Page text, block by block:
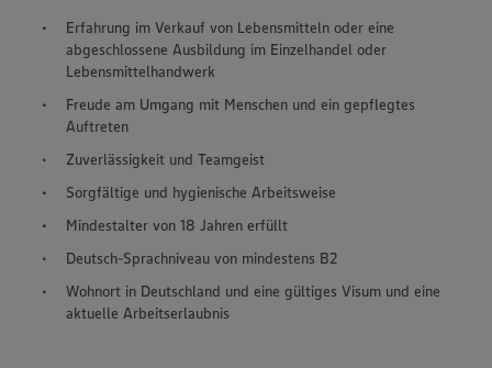
Erfahrung im Verkauf von Lebensmitteln oder eine
abgeschlossene Ausbildung im Einzelhandel oder
Lebensmittelhandwerk
Freude am Umgang mit Menschen und ein gepflegtes
Auftreten
Zuverlässigkeit und Teamgeist
Sorgfältige und hygienische Arbeitsweise
Mindestalter von 18 Jahren erfüllt
Deutsch-Sprachniveau von mindestens B2
Wohnort in Deutschland und eine gültiges Visum und eine
aktuelle Arbeitserlaubnis